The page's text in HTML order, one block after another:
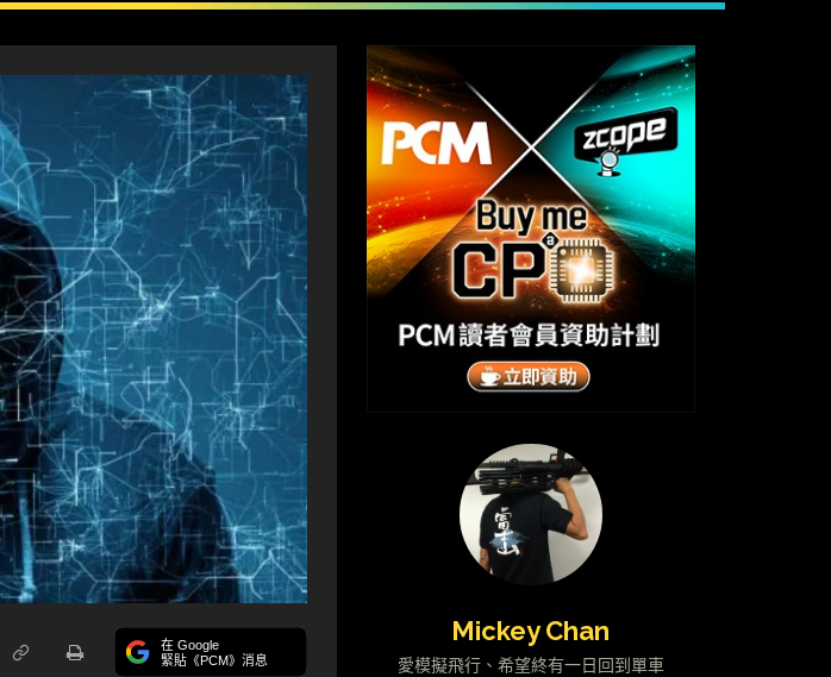
在 Google
緊貼《PCM》消息
Mickey Chan
愛模擬飛行、希望終有一日回到單車